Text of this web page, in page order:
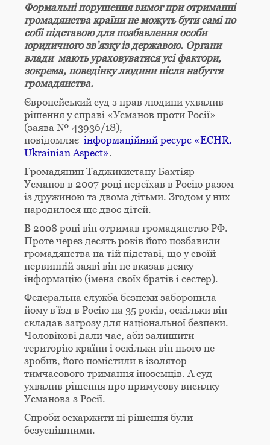
Формальні порушення вимог при отриманні
громадянства країни не можуть бути самі по
собі підставою для позбавлення особи
юридичного зв’язку із державою. Органи
влади мають ураховуватися усі фактори,
зокрема, поведінку людини після набуття
громадянства.
Європейський суд з прав людини ухвалив
рішення у справі «Усманов проти Росії»
(заява № 43936/18),
повідомляє інформаційний ресурс «ECHR.
Ukrainian Aspect».
Громадянин Таджикистану Бахтіяр
Усманов в 2007 році переїхав в Росію разом
із дружиною та двома дітьми. Згодом у них
народилося ще двоє дітей.
В 2008 році він отримав громадянство РФ.
Проте через десять років його позбавили
громадянства на тій підставі, що у своїй
первинній заяві він не вказав деяку
інформацію (імена своїх братів і сестер).
Федеральна служба безпеки заборонила
йому в’їзд в Росію на 35 років, оскільки він
складав загрозу для національної безпеки.
Чоловікові дали час, аби залишити
територію країни і оскільки він цього не
зробив, його помістили в ізолятор
тимчасового тримання іноземців. А суд
ухвалив рішення про примусову висилку
Усманова з Росії.
Спроби оскаржити ці рішення були
безуспішними.